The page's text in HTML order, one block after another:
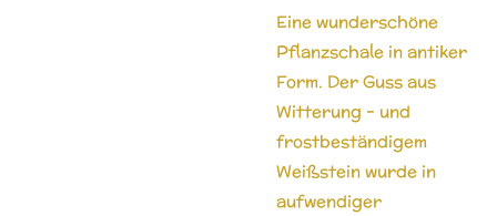
Eine wunderschöne
Pflanzschale in antiker
Form. Der Guss aus
Witterung - und
frostbeständigem
Weißstein wurde in
aufwendiger